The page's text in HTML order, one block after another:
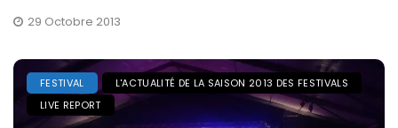
29 Octobre 2013
FESTIVAL
L'ACTUALITÉ DE LA SAISON 2013 DES FESTIVALS
LIVE REPORT